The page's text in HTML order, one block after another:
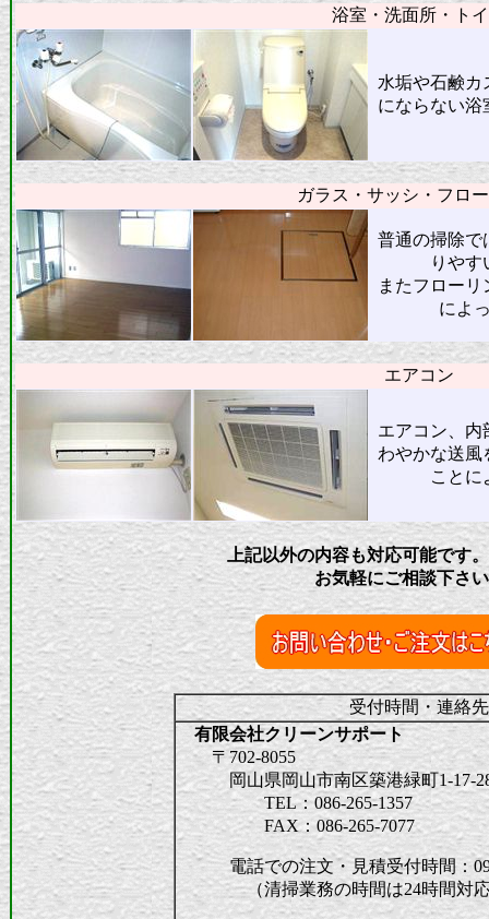
浴室・洗面所・ト
水垢や石鹸カ
にならない浴
ガラス・サッシ・フロ
普通の掃除で
りや
またフロー
によ
エアコン
エアコン、内
わやかな送風
ことに
上記以外の内容も対応可能です
お気軽にご相談下
受付時間・連絡先
有限会社クリーンサポート
〒702-8055
岡山県岡山市南区築港緑町1-17-
TEL：086-265-1357
FAX：086-265-7077
電話での注文・見積受付時間：09
（清掃業務の時間は24時間対応